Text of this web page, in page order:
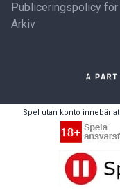
Publiceringspolicy
Arkiv
Spel utan konto innebär